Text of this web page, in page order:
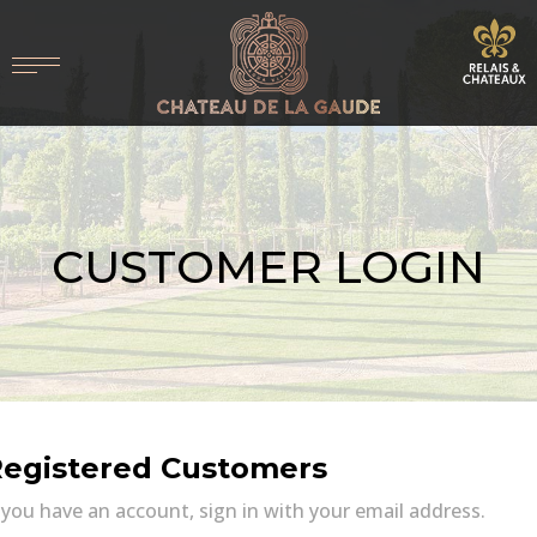
CUSTOMER LOGIN
Customers
have an account, sign in with your email address.